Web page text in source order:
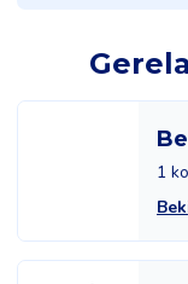
1